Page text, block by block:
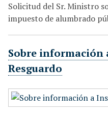
Solicitud del Sr. Ministro
impuesto de alumbrado
Sobre información
Resguardo